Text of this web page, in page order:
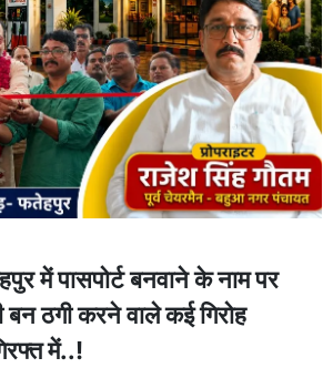
में पासपोर्ट बनवाने के नाम पर
ठगी करने वाले कई गिरोह
में..!